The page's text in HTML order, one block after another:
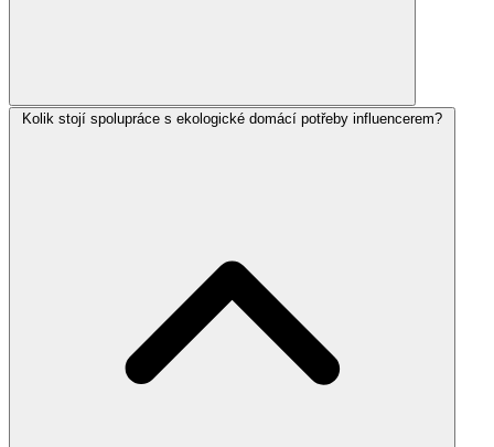
Kolik stojí spolupráce s ekologické domácí potřeby influencerem?